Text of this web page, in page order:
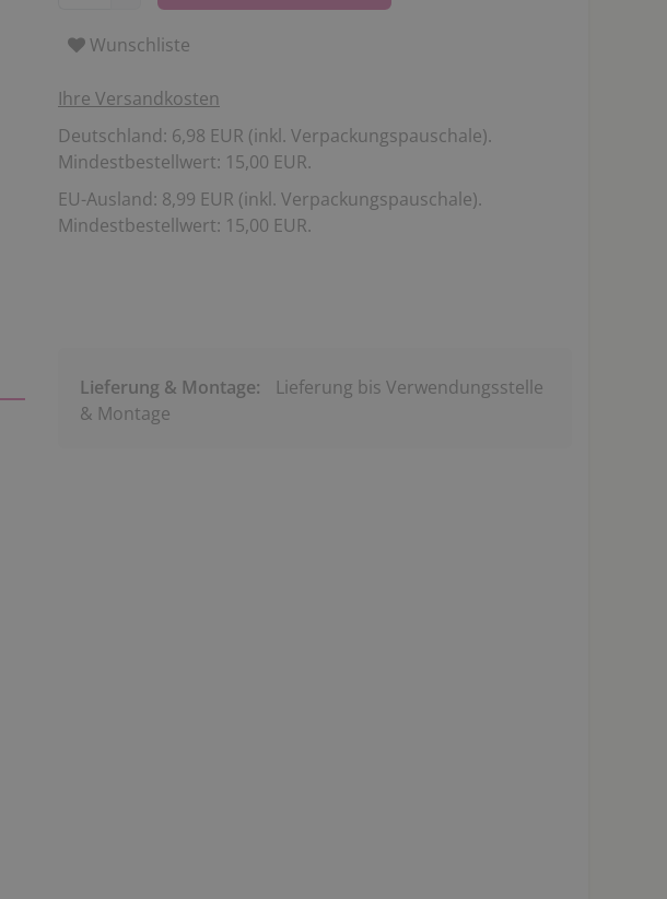
Wunschliste
Ihre Versandkosten
Deutschland: 6,98 EUR (inkl. Verpackungspauschale).
Mindestbestellwert: 15,00 EUR.
EU-Ausland: 8,99 EUR (inkl. Verpackungspauschale).
Mindestbestellwert: 15,00 EUR.
Lieferung & Montage:
Lieferung bis Verwendungsstelle
& Montage